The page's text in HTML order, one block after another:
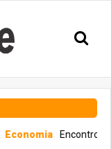
Encontro de